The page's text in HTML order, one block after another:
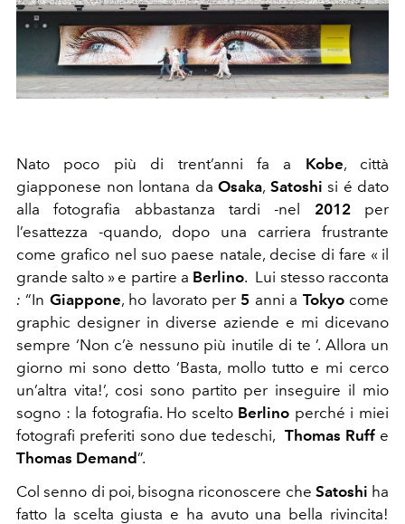
Nato poco più di trent’anni fa a Kobe, città
giapponese non lontana da Osaka, Satoshi si é dato
alla fotografia abbastanza tardi -nel 2012per
l’esattezza -quando, dopo una carriera frustrante
come grafico nel suo paese natale, decise di fare « il
grande salto » e partire a Berlino. Lui stesso racconta
:“In Giappone, ho lavorato per5 anni a Tokyocome
graphic designer in diverse aziende e mi dicevano
sempre ‘Non c’è nessuno più inutile di te ’. Allora un
giorno mi sono detto ‘Basta, mollo tutto e mi cerco
un’altra vita!’, cosi sono partito per inseguire il mio
sogno : la fotografia. Ho scelto Berlino perché i miei
fotografi preferiti sono due tedeschi, Thomas Ruffe
Thomas Demand”.
Col senno di poi, bisogna riconoscere che Satoshi ha
fatto la scelta giusta e ha avuto una bella rivincita!